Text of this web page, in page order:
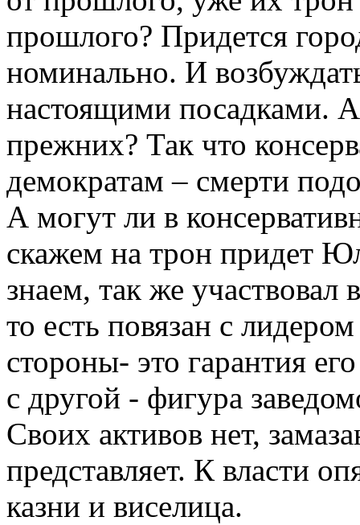
прошлого? Придется
номинально. И
настоящими посадками.
прежних? Так что
демократам – смерти
А могут ли в
скажем на трон придет
знаем, так же участвовал
то есть повязан с
стороны- это гарантия
с другой - фигура
Своих активов нет,
представляет. К власти
казни и виселица.